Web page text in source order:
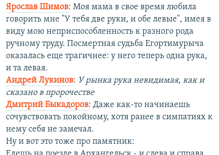
Ярослав Шимов: Моя мама в свое время любила
говорить мне "У тебя две руки, и обе левые", имея в
виду мою неприспособленность к разного рода
ручному труду. Посмертная судьба Егортимурыча
оказалась еще трагичнее: у него теперь одна рука,
и та левая.
Андрей Лукинов: У рынка рука невидимая, как и
сказано в пророчестве
Дмитрий Быкадоров: Даже как-то начинаешь
сочувствовать покойному, хотя ранее в симпатиях к
нему себя не замечал.
Ну и вот это тоже про памятник: